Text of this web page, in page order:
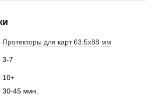
Протекторы для карт 63.5х88 мм
3-7
10+
30-45 мин.